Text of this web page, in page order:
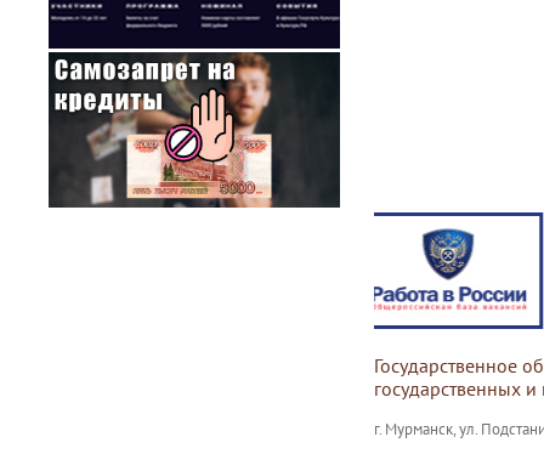
Государственное
государственных
г. Мурманск, ул.